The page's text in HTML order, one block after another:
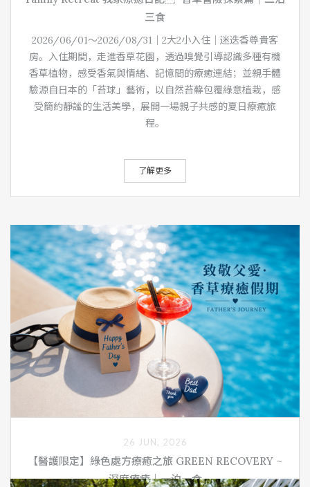
三食
2026/06/01～2026/08/31｜2大2小入住｜迷迭香尊貴客
房。入住期間，走進香草花園，透過嗅覺引導認識多種有機
香草植物，感受香氣與情緒、記憶間的療癒連結；並親手體
驗源自日本的「苔球」藝術，以自然苔蘚包覆綠意植栽，感
受簡約靜謐的生活美學，展開一場親子共感的夏日療癒旅
程。
了解更多
【醫護限定】綠色處方療癒之旅 GREEN RECOVERY ~
深度療癒｜一泊一食
26 JUN, 2026